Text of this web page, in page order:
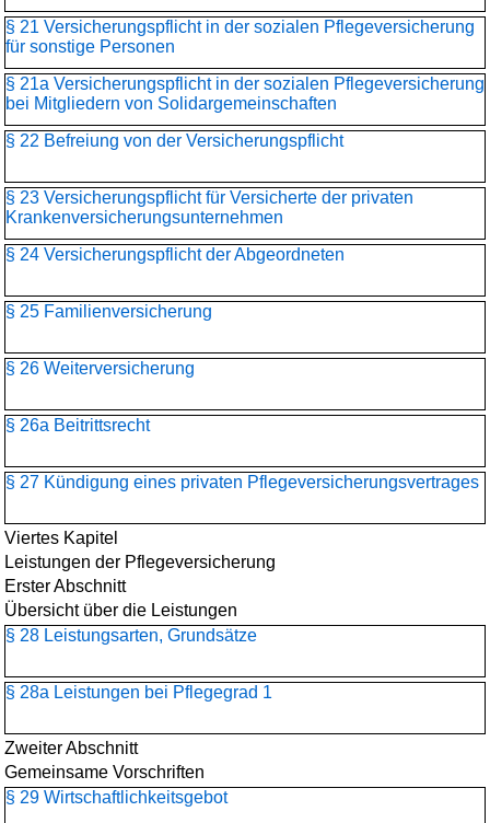
§ 21 Versicherungspflicht in der sozialen Pflegeversicherung
für sonstige Personen
§ 21a Versicherungspflicht in der sozialen Pflegeversicherung
bei Mitgliedern von Solidargemeinschaften
§ 22 Befreiung von der Versicherungspflicht
§ 23 Versicherungspflicht für Versicherte der privaten
Krankenversicherungs­unternehmen
§ 24 Versicherungspflicht der Abgeordneten
§ 25 Familienversicherung
§ 26 Weiterversicherung
§ 26a Beitrittsrecht
§ 27 Kündigung eines privaten Pflegeversicherungsvertrages
Viertes Kapitel
Leistungen der Pflegeversicherung
Erster Abschnitt
Übersicht über die Leistungen
§ 28 Leistungsarten, Grundsätze
§ 28a Leistungen bei Pflegegrad 1
Zweiter Abschnitt
Gemeinsame Vorschriften
§ 29 Wirtschaftlichkeitsgebot